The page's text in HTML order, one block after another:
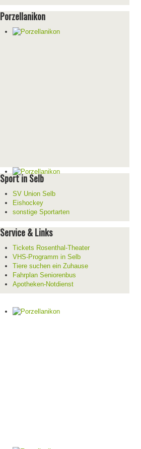
Porzellanikon
Sport in Selb
SV Union Selb
Eishockey
sonstige Sportarten
Service & Links
Tickets Rosenthal-Theater
VHS-Programm in Selb
Tiere suchen ein Zuhause
Fahrplan Seniorenbus
Apotheken-Notdienst